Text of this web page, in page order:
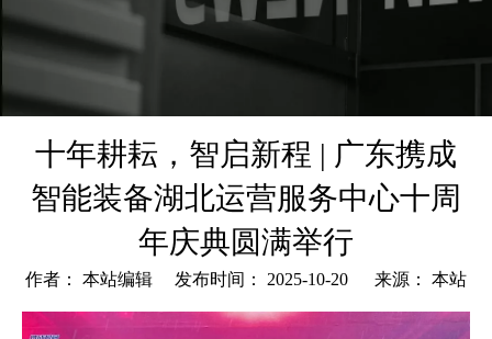
十年耕耘，智启新程 | 广东携成
智能装备湖北运营服务中心十周
年庆典圆满举行
作者： 本站编辑 发布时间： 2025-10-20 来源： 本站
["wechat","weibo","qzone","douban","email"]